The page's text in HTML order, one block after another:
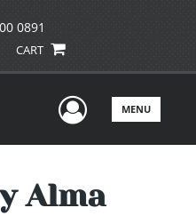
0891
CART
UserMENU
Alma